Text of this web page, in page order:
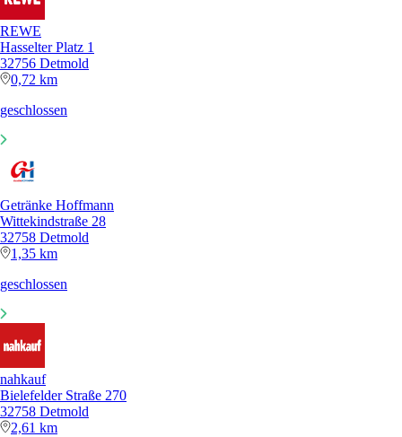
REWE
Hasselter Platz 1
32756 Detmold
0,72 km
geschlossen
Getränke Hoffmann
Wittekindstraße 28
32758 Detmold
1,35 km
geschlossen
nahkauf
Bielefelder Straße 270
32758 Detmold
2,61 km